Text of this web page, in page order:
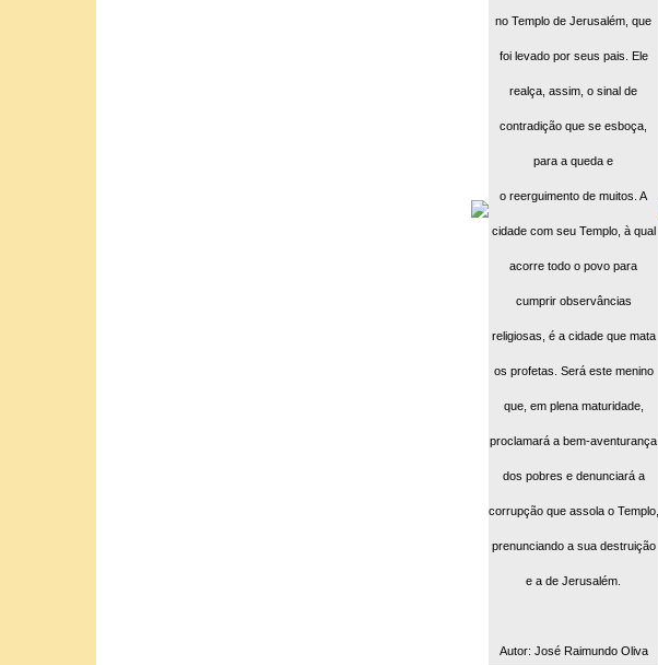
no Templo de Jerusalém, que
foi levado por seus pais. Ele
realça, assim, o sinal de
contradição que se esboça,
para a queda e
o reerguimento de muitos. A
cidade com seu Templo, à qual
acorre todo o povo para
cumprir observâncias
religiosas, é a cidade que mata
os profetas. Será este menino
que, em plena maturidade,
proclamará a bem-aventurança
dos pobres e denunciará a
corrupção que assola o Templo,
prenunciando a sua destruição
e a de Jerusalém.
Autor: José Raimundo Oliva